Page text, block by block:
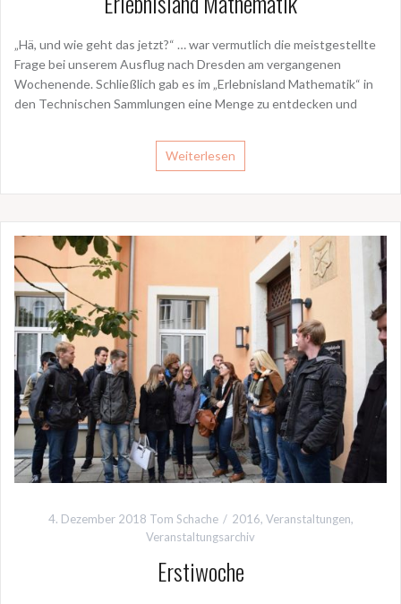
„Hä, und wie geht das jetzt?“ … war vermutlich die meistgestellte
Frage bei unserem Ausflug nach Dresden am vergangenen
Wochenende. Schließlich gab es im „Erlebnisland Mathematik“ in
den Technischen Sammlungen eine Menge zu entdecken und
Weiterlesen
4. Dezember 2018 Tom Schache 2016, Veranstaltungen,
Veranstaltungsarchiv
Erstiwoche